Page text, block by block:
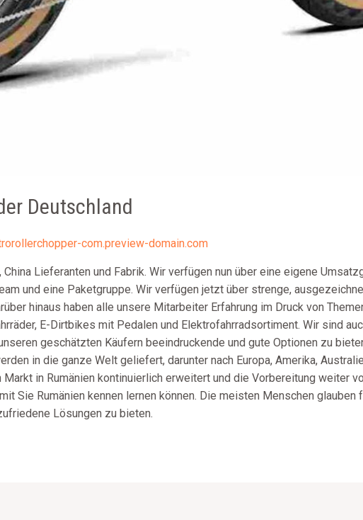
Deutschland
com.preview-domain.com
Lieferanten und Fabrik. Wir verfügen nun über eine eigene
und eine Paketgruppe. Wir verfügen jetzt über strenge,
hinaus haben alle unsere Mitarbeiter Erfahrung im Druck von
E-Dirtbikes mit Pedalen und Elektrofahrradsortiment. Wir sind
geschätzten Käufern beeindruckende und gute Optionen zu
in die ganze Welt geliefert, darunter nach Europa, Amerika,
Markt in Rumänien kontinuierlich erweitert und die Vorbereitung weiter
Sie Rumänien kennen lernen können. Die meisten Menschen glauben
Lösungen zu bieten.